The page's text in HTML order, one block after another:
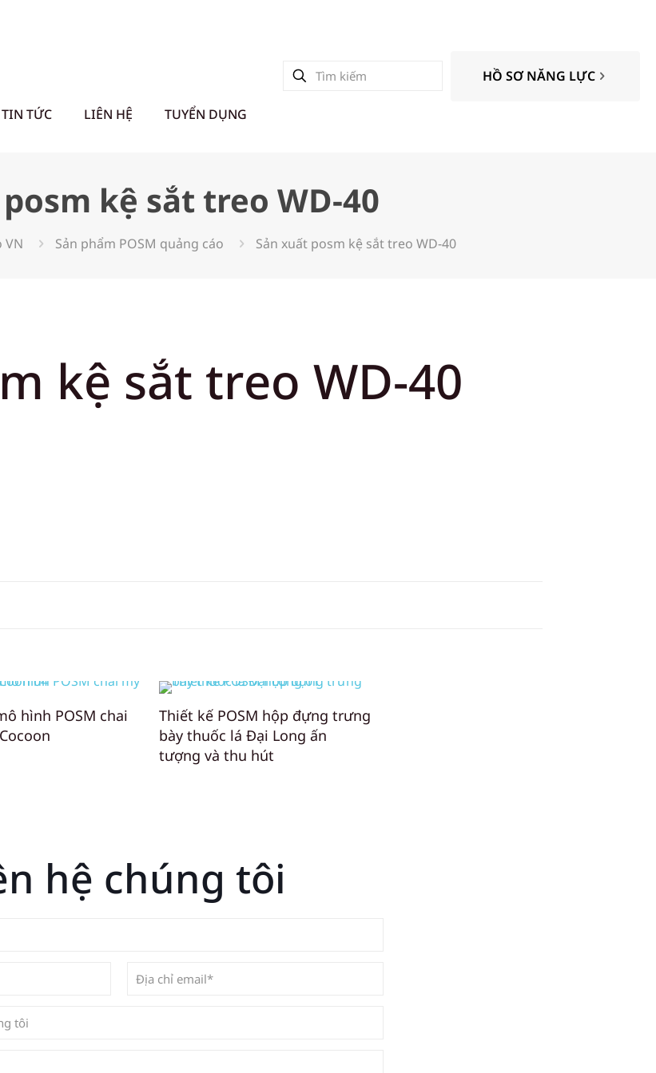
TIN TỨC LIÊN HỆ TUYỂN DỤNG
HỒ SƠ NĂNG LỰC
kệ sắt treo WD-40
VN Sản phẩm POSM quảng cáo Sản xuất posm kệ sắt treo WD-40
kệ sắt treo WD-40
hình POSM chai
Thiết kế POSM hộp đựng trưng
bày thuốc lá Đại Long ấn
tượng và thu hút
hệ chúng tôi